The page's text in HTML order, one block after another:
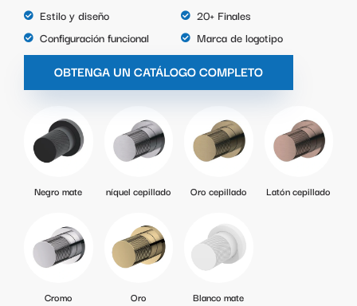
Estilo y diseño
Configuración funcional
20+ Finales
Marca de logotipo
OBTENGA UN CATÁLOGO COMPLETO
Negro mate níquel cepillado Oro cepillado Latón cepillado
Cromo Oro Blanco mate